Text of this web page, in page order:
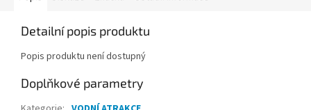
Detailní popis produktu
Popis produktu není dostupný
Doplňkové parametry